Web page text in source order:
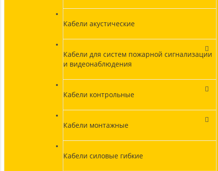
Кабели акустические
Кабели для систем пожарной сигнализации
и видеонаблюдения
Кабели контрольные
Кабели монтажные
Кабели силовые гибкие